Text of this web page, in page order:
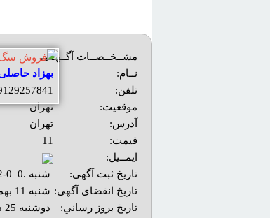
مشــخــصــات آگــهــی
نــام:
بهزاد
تلفن:
موقعیت:
تهران
آدرس:
تهران
قیمت:
11
ایمــیل:
تاریخ ثبت آگهی:
شنبه .0 0-62
تاریخ انقضای آگهی: شنبه 11 بهمن 1348
تاريخ بروز رساني:
دوشنبه 25 دی 1402